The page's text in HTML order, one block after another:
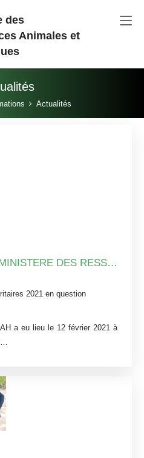
des
Animales et
Actualités
1er CASEM 2021 DU MINISTERE DES RESSOURCES ANIMALES ET HALIEUTIQUES
2021 en question
a eu lieu le 12 février 2021 à